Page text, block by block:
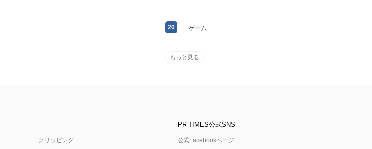
20 ゲーム
もっと見る
クリッピング
PR TIMES公式SNS
公式Facebookページ